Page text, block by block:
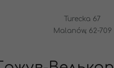
Turecka 67
Malanów, 62-709